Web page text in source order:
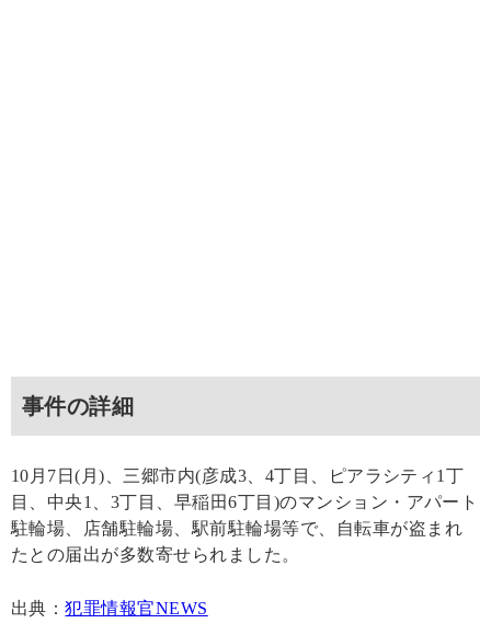
事件の詳細
10月7日(月)、三郷市内(彦成3、4丁目、ピアラシティ1丁
目、中央1、3丁目、早稲田6丁目)のマンション・アパート
駐輪場、店舗駐輪場、駅前駐輪場等で、自転車が盗まれ
たとの届出が多数寄せられました。
出典：犯罪情報官NEWS